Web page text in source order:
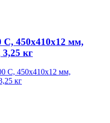
С, 450х410х12 мм,
кг